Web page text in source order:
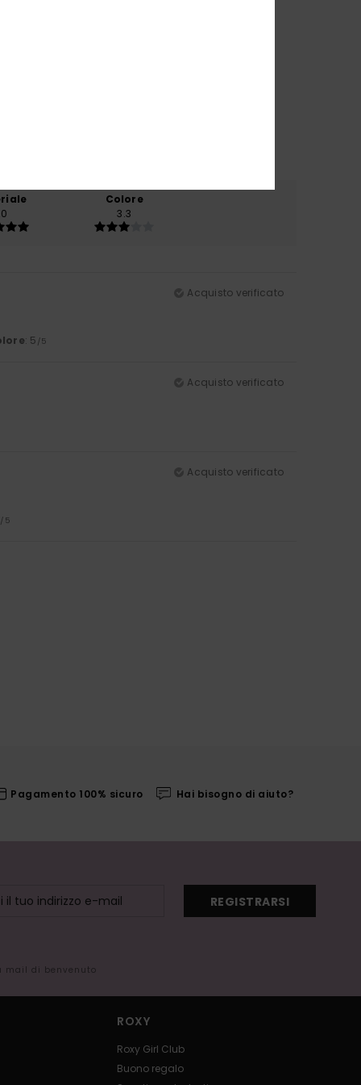
Colore
3.3
Acquisto verificato
: 5 /5
Acquisto verificato
Acquisto verificato
/5
Pagamento 100% sicuro Hai bisogno di aiuto?
REGISTRARSI
mail di benvenuto
ROXY
Roxy Girl Club
Buono regalo